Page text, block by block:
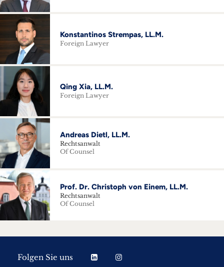
Konstantinos Strempas, LL.M.
Foreign Lawyer
Qing Xia, LL.M.
Foreign Lawyer
Andreas Dietl, LL.M.
Rechtsanwalt
Of Counsel
Prof. Dr. Christoph von Einem, LL.M.
Rechtsanwalt
Of Counsel
Folgen Sie uns